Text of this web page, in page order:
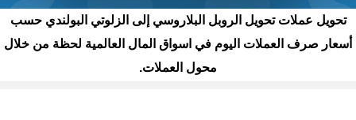
تحويل عملات تحويل الروبل البلاروسي إلى الزلوتي البولندي حسب
أسعار صرف العملات اليوم في اسواق المال العالمية لحظة من خلال
محول العملات.